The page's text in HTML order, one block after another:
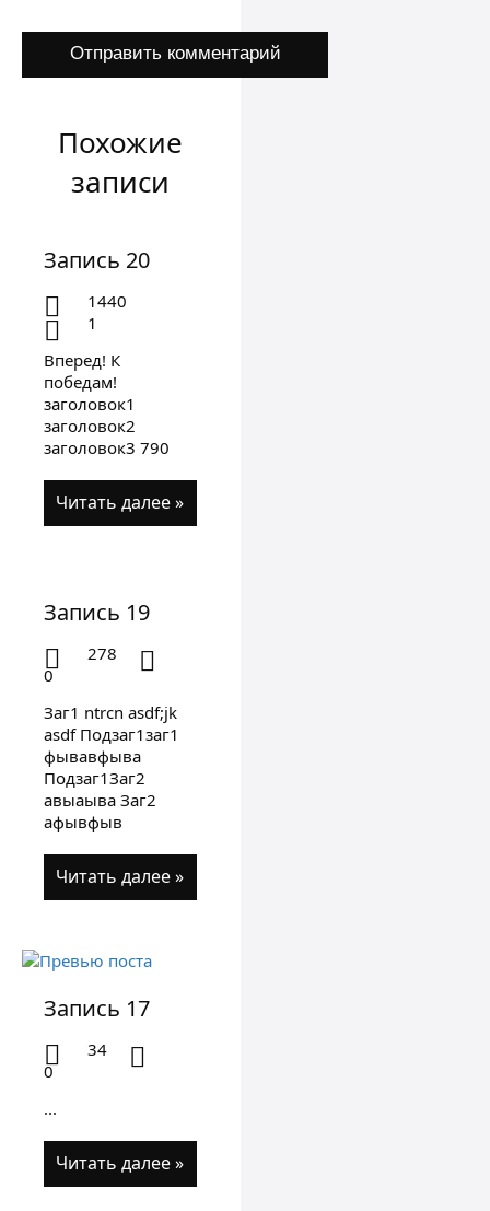
Похожие
записи
Запись 20
1440
1
Вперед! К
победам!
заголовок1
заголовок2
заголовок3 790
Читать далее »
Запись 19
278
0
Заг1 ntrcn asdf;jk
asdf Подзаг1заг1
фывавфыва
Подзаг1Заг2
авыаыва Заг2
афывфыв
Читать далее »
Запись 17
34
0
...
Читать далее »